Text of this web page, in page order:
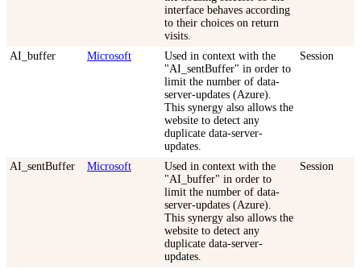
interface behaves according
to their choices on return
visits.
AI_buffer
Microsoft
Used in context with the
"AI_sentBuffer" in order to
limit the number of data-
server-updates (Azure).
This synergy also allows the
website to detect any
duplicate data-server-
updates.
Session
AI_sentBuffer Microsoft
Used in context with the
"AI_buffer" in order to
limit the number of data-
server-updates (Azure).
This synergy also allows the
website to detect any
duplicate data-server-
updates.
Session